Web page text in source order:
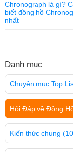
Chronograph là gì?
biết đồng hồ
nhất
Danh mục
Chuyên mục Top
Hỏi Đáp về Đồng
Kiến thức chung